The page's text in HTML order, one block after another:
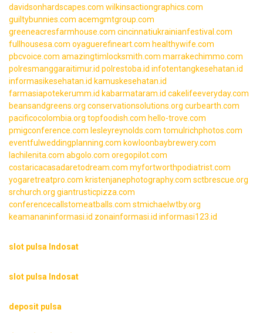
davidsonhardscapes.com wilkinsactiongraphics.com
guiltybunnies.com acemgmtgroup.com
greeneacresfarmhouse.com cincinnatiukrainianfestival.com
fullhousesa.com oyaguerefineart.com healthywife.com
pbcvoice.com amazingtimlocksmith.com marrakechimmo.com
polresmanggaraitimur.id polrestoba.id infotentangkesehatan.id
informasikesehatan.id kamuskesehatan.id
farmasiapotekerumm.id kabarmataram.id cakelifeeveryday.com
beansandgreens.org conservationsolutions.org curbearth.com
pacificocolombia.org topfoodish.com hello-trove.com
pmigconference.com lesleyreynolds.com tomulrichphotos.com
eventfulweddingplanning.com kowloonbaybrewery.com
lachilenita.com abgolo.com oregopilot.com
costaricacasadaretodream.com myfortworthpodiatrist.com
yogaretreatpro.com kristenjanephotography.com sctbrescue.org
srchurch.org giantrusticpizza.com
conferencecallstomeatballs.com stmichaelwtby.org
keamananinformasi.id zonainformasi.id informasi123.id
slot pulsa Indosat
slot pulsa Indosat
deposit pulsa